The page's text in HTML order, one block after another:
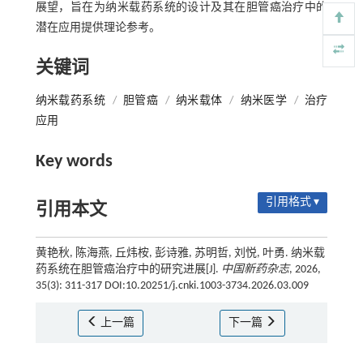
展望，旨在为纳米载药系统的设计及其在胆管癌治疗中的
潜在应用提供理论参考。
关键词
纳米载药系统 / 胆管癌 / 纳米载体 / 纳米医学 / 治疗
应用
Key words
引用本文 引用格式 ▾
黄艳秋, 陈海燕, 丘炜桉, 彭诗雅, 苏明哲, 刘悦, 叶勇. 纳米载
药系统在胆管癌治疗中的研究进展[J]. 中国新药杂志, 2026,
35(3): 311-317 DOI:10.20251/j.cnki.1003-3734.2026.03.009
上一篇 下一篇